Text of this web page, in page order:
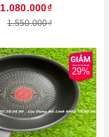
1.080.000₫
1.550.000₫
29%